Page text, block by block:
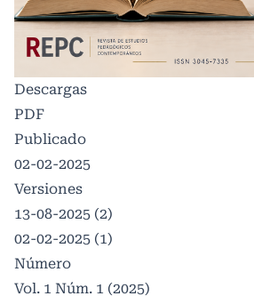
Descargas
PDF
Publicado
02-02-2025
Versiones
13-08-2025 (2)
02-02-2025 (1)
Número
Vol. 1 Núm. 1 (2025)